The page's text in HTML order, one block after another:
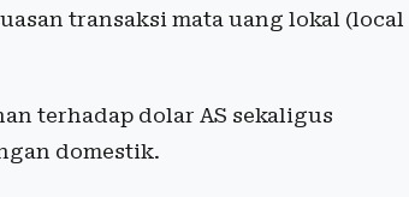
transaksi mata uang lokal (local
terhadap dolar AS sekaligus
domestik.